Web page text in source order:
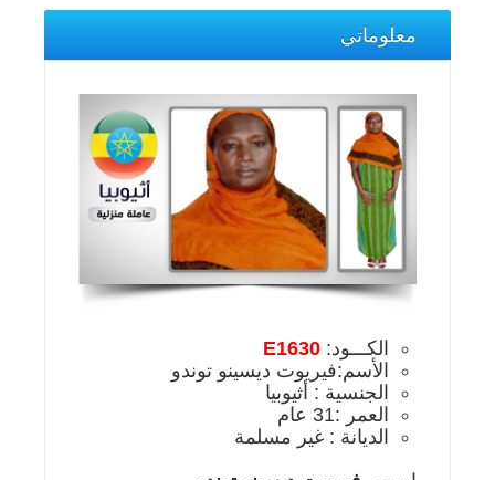
معلوماتي
الكـــود: E1630
الأسم:فيريوت ديسينو توندو
الجنسية : أثيوبيا
العمر :31 عام
الديانة : غير مسلمة